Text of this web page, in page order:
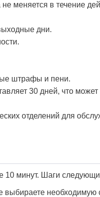
меняется в течение
дни.
штрафы и пени.
30 дней, что
отделений для
10 минут. Шаги
выбираете необходимую